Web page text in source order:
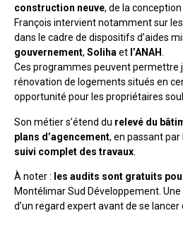
construction neuve, de la
François intervient notamment sur les
dans le cadre de dispositifs d’aides
gouvernement, Solihaet l’ANAH.
Ces programmes peuvent permettre
rénovation de logements situés en
opportunité pour les propriétaires
Son métier s’étend du relevé du
plans d’agencement, en passant par
suivi complet des travaux
À noter : les audits sont gratuits
Montélimar Sud Développement.
d’un regard expert avant de se lancer